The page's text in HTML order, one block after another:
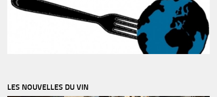
LES NOUVELLES DU VIN